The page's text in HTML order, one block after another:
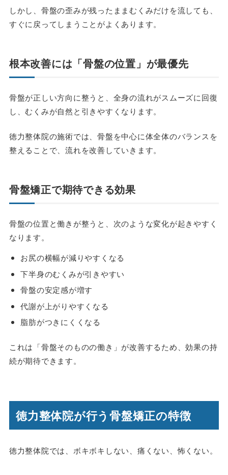
しかし、骨盤の歪みが残ったままむくみだけを流しても、
すぐに戻ってしまうことがよくあります。
根本改善には「骨盤の位置」が最優先
骨盤が正しい方向に整うと、全身の流れがスムーズに回復
し、むくみが自然と引きやすくなります。
徳力整体院の施術では、骨盤を中心に体全体のバランスを
整えることで、流れを改善していきます。
骨盤矯正で期待できる効果
骨盤の位置と働きが整うと、次のような変化が起きやすく
なります。
お尻の横幅が減りやすくなる
下半身のむくみが引きやすい
骨盤の安定感が増す
代謝が上がりやすくなる
脂肪がつきにくくなる
これは「骨盤そのものの働き」が改善するため、効果の持
続が期待できます。
徳力整体院が行う骨盤矯正の特徴
徳力整体院では、ボキボキしない、痛くない、怖くない。